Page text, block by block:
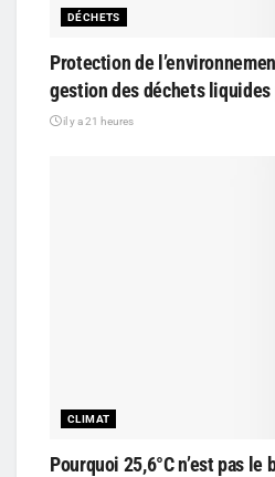
DÉCHETS
Protection de
gestion des déchets
il y a 21 heures
CLIMAT
Pourquoi 25,6°C n’est pas le